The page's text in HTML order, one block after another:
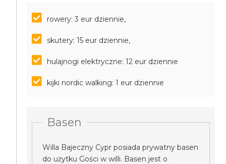
rowery: 3 eur dziennie,
skutery: 15 eur dziennie,
hulajnogi elektryczne: 12 eur dziennie
kijki nordic walking: 1 eur dziennie
Basen
Willa Bajeczny Cypr posiada prywatny basen
do użytku Gości w willi. Basen jest o